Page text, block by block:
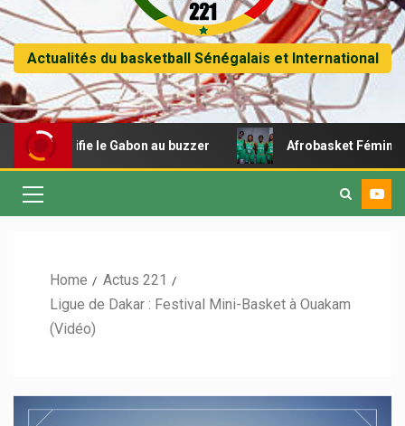
Actualités du basketball Sénégalais et International
le Gabon au buzzer Afrobasket Féminin U18 –
Home
Actus 221
Ligue de Dakar : Festival Mini-Basket à Ouakam
(Vidéo)